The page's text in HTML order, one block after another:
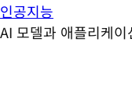
인공지능
AI 모델과 애플리케